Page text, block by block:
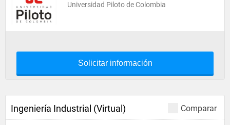
Universidad Piloto de Colombia
Solicitar información
Comparar
Ingeniería Industrial (Virtual)